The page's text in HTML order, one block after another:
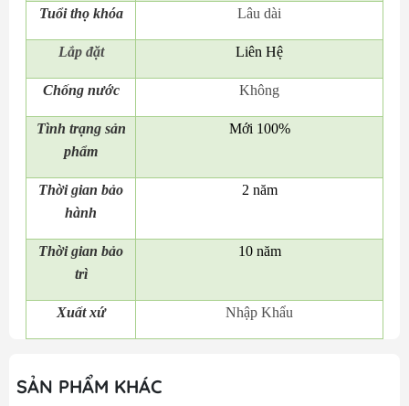
Tuổi thọ khóa Lâu dài
Lắp đặt Liên Hệ
Chống nước Không
Tình trạng sản
phẩm
Mới 100%
Thời gian bảo
hành
2 năm
Thời gian bảo
trì
10 năm
Xuất xứ Nhập Khẩu
SẢN PHẨM KHÁC